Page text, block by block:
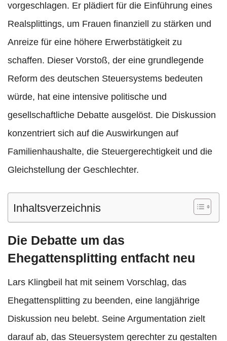
vorgeschlagen. Er plädiert für die Einführung eines
Realsplittings, um Frauen finanziell zu stärken und
Anreize für eine höhere Erwerbstätigkeit zu
schaffen. Dieser Vorstoß, der eine grundlegende
Reform des deutschen Steuersystems bedeuten
würde, hat eine intensive politische und
gesellschaftliche Debatte ausgelöst. Die Diskussion
konzentriert sich auf die Auswirkungen auf
Familienhaushalte, die Steuergerechtigkeit und die
Gleichstellung der Geschlechter.
Inhaltsverzeichnis
Die Debatte um das
Ehegattensplitting entfacht neu
Lars Klingbeil hat mit seinem Vorschlag, das
Ehegattensplitting zu beenden, eine langjährige
Diskussion neu belebt. Seine Argumentation zielt
darauf ab, das Steuersystem gerechter zu gestalten